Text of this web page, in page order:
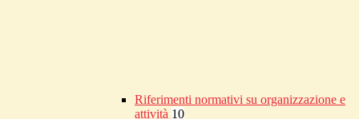
Riferimenti normativi su organizzazione e
attività 10